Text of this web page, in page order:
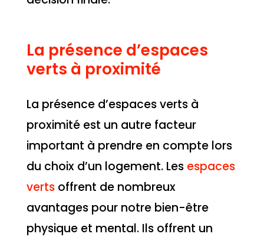
La présence d’espaces
verts à proximité
La présence d’espaces verts à
proximité est un autre facteur
important à prendre en compte lors
du choix d’un logement. Les espaces
vertsoffrent de nombreux
avantages pour notre bien-être
physique et mental. Ils offrent un